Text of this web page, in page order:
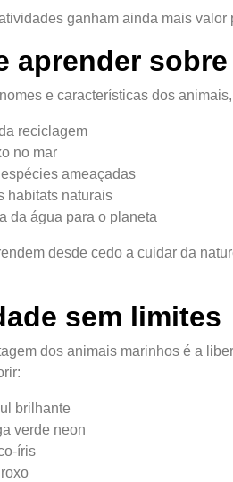
ganham ainda mais valor
aprender
e características dos
reciclagem
no mar
ameaçadas
habitats naturais
da água para o planeta
desde cedo a cuidar da
sem limites
dos animais marinhos é a
brilhante
verde neon
íris